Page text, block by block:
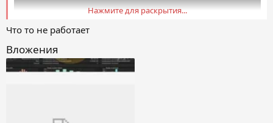
Нажмите для раскрытия...
Что то не работает
Вложения